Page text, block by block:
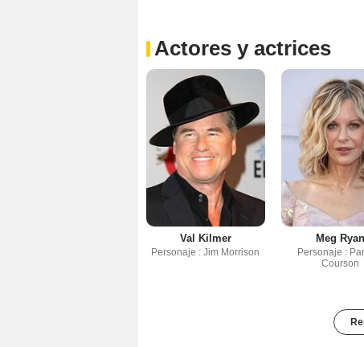
Actores y actrices
Val Kilmer
Personaje : Jim Morrison
Meg Ryan
Personaje :
Courson